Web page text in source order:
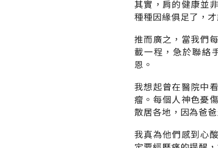
其實，肩的健康並
種種因緣俱足了，
推而廣之，當我們
載一程，急於聯絡
恩。
我想起曾在醫院中
瘤。每個人神色憂
散居各地，因為爸
我真為他們感到心